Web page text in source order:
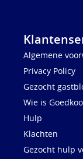
Algemene
Privacy Policy
Gezocht
Wie is
Hulp
Klachten
Gezocht hulp